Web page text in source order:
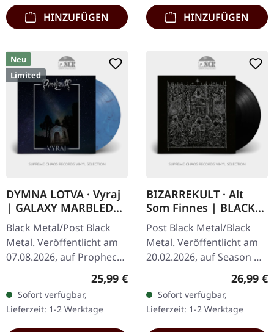
HINZUFÜGEN HINZUFÜGEN
Neu
Limited
DYMNA LOTVA · Vyraj
| GALAXY MARBLED
LP
Black Metal/Post Black
Metal. Veröffentlicht am
07.08.2026, auf Prophecy
Productions. Jellyfish
Galaxy marmoriertes
Vinyl im Gatefold-Cover
mit Inlay…
Regulärer Preis:
25,99 €
Sofort verfügbar,
Lieferzeit: 1-2 Werktage
BIZARREKULT · Alt
Som Finnes | BLACK
LP
Post Black Metal/Black
Metal. Veröffentlicht am
20.02.2026, auf Season Of
Mist Underground
Activists. Schwarzes Vinyl
im Standard-Cover mit
Insert.…
26,99 €
Sofort verfügbar,
Lieferzeit: 1-2 Werktage